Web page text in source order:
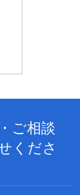
ご相談
くださ